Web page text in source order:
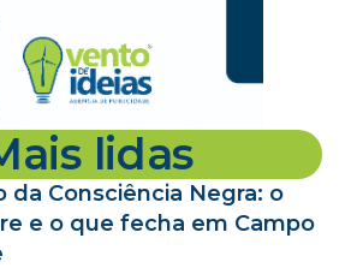
lidas
da Consciência Negra: o
e o que fecha em Campo